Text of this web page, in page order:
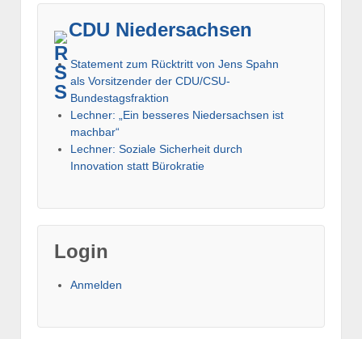
CDU Niedersachsen
Statement zum Rücktritt von Jens Spahn
als Vorsitzender der CDU/CSU-
Bundestagsfraktion
Lechner: „Ein besseres Niedersachsen ist
machbar“
Lechner: Soziale Sicherheit durch
Innovation statt Bürokratie
Login
Anmelden